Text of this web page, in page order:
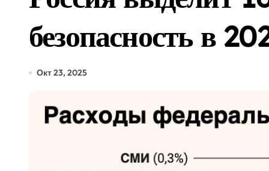
Путин подписал законы
В России создадут 12
В Горно-Алтайске
безопасность в
Окт 23, 2025